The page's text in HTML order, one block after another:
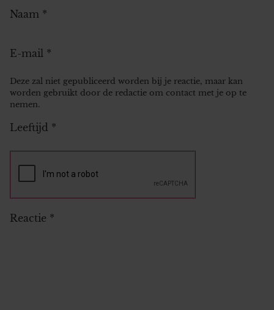
Naam *
E-mail *
Deze zal niet gepubliceerd worden bij je reactie, maar kan
worden gebruikt door de redactie om contact met je op te
nemen.
Leeftijd *
Reactie *